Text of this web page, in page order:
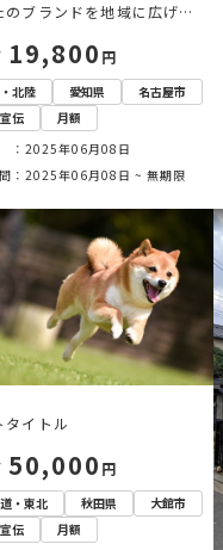
のブランドを地域に広げる
19,800 円
北陸 愛知県
名古屋市
伝
月額
：2025年06月08日
：2025年06月08日 ~ 無期限
タイトル
50,000 円
・東北 秋田県
大館市
伝
月額